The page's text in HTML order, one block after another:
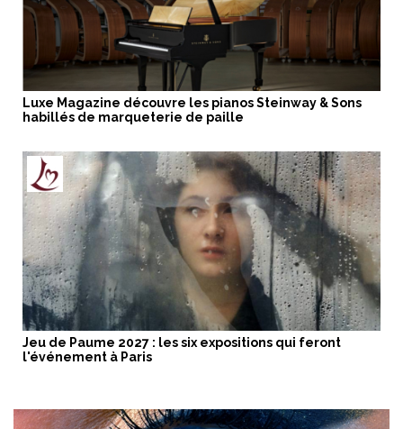
Luxe Magazine découvre les pianos Steinway & Sons
habillés de marqueterie de paille
Jeu de Paume 2027 : les six expositions qui feront
l'événement à Paris